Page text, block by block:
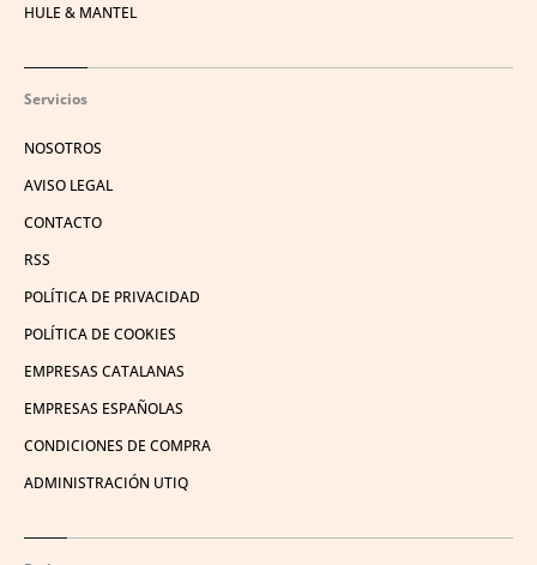
HULE & MANTEL
Servicios
NOSOTROS
AVISO LEGAL
CONTACTO
RSS
POLÍTICA DE PRIVACIDAD
POLÍTICA DE COOKIES
EMPRESAS CATALANAS
EMPRESAS ESPAÑOLAS
CONDICIONES DE COMPRA
ADMINISTRACIÓN UTIQ